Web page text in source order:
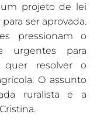
projeto de lei
ser aprovada.
pressionam o
urgentes para
quer resolver o
O assunto
ruralista e a